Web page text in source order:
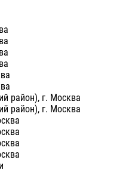
район), г. Москва
район), г. Москва